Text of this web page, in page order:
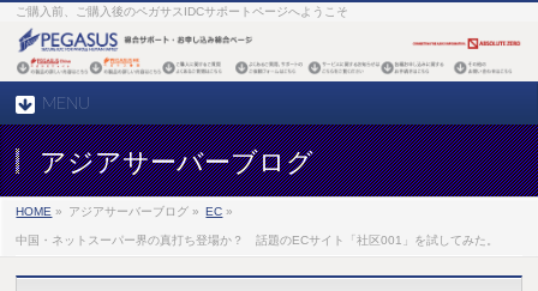
ご購入前、ご購入後のペガサスIDCサポートページへようこそ
MENU
アジアサーバーブログ
HOME » アジアサーバーブログ » EC »
中国・ネットスーパー界の真打ち登場か？ 話題のECサイト「社区001」を試してみた。